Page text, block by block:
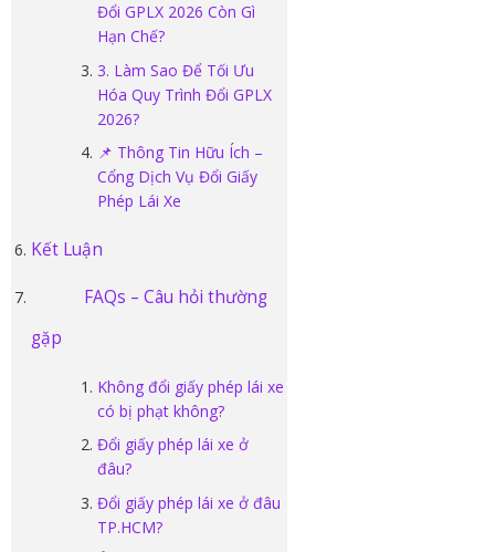
Đổi GPLX 2026 Còn Gì
Hạn Chế?
3. Làm Sao Để Tối Ưu
Hóa Quy Trình Đổi GPLX
2026?
📌 Thông Tin Hữu Ích –
Cổng Dịch Vụ Đổi Giấy
Phép Lái Xe
Kết Luận
FAQs – Câu hỏi thường
gặp
Không đổi giấy phép lái xe
có bị phạt không?
Đổi giấy phép lái xe ở
đâu?
Đổi giấy phép lái xe ở đâu
TP.HCM?